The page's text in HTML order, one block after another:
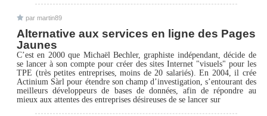
par martin89
Alternative aux services en ligne des Pages
Jaunes
C’est en 2000 que Michaël Bechler, graphiste indépendant, décide de
se lancer à son compte pour créer des sites Internet "visuels" pour les
TPE (très petites entreprises, moins de 20 salariés). En 2004, il crée
Actinium Sàrl pour étendre son champ d’investigation, s’entourant des
meilleurs développeurs de bases de données, afin de répondre au
mieux aux attentes des entreprises désireuses de se lancer sur